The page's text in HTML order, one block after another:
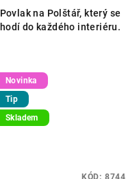
Povlak na Polštář, který se
hodí do každého interiéru.
Novinka
Tip
Skladem